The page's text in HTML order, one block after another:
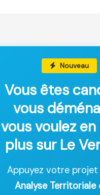
Nouveau
Vous êtes
vous
vous voulez en
plus sur Le
Appuyez votre projet
Analyse Territoriale